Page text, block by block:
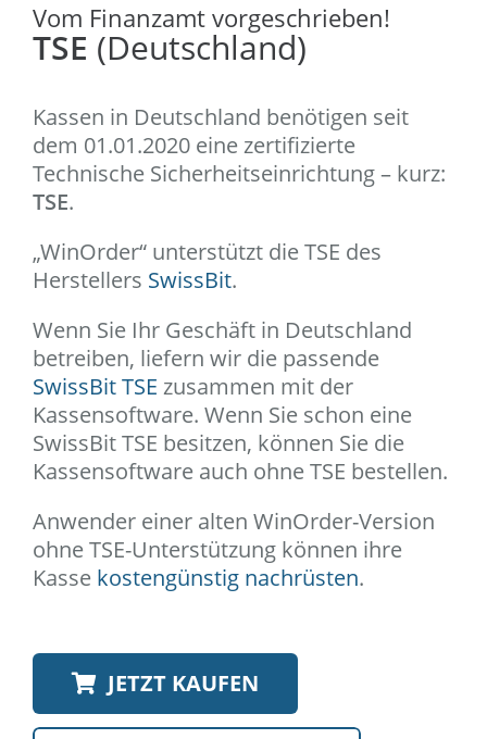
Vom Finanzamt vorgeschrieben!
TSE (Deutschland)
Kassen in Deutschland benötigen seit
dem 01.01.2020 eine zertifizierte
Technische Sicherheitseinrichtung – kurz:
TSE.
„WinOrder“ unterstützt die TSE des
Herstellers SwissBit.
Wenn Sie Ihr Geschäft in Deutschland
betreiben, liefern wir die passende
SwissBit TSE zusammen mit der
Kassensoftware. Wenn Sie schon eine
SwissBit TSE besitzen, können Sie die
Kassensoftware auch ohne TSE bestellen.
Anwender einer alten WinOrder-Version
ohne TSE-Unterstützung können ihre
Kasse kostengünstig nachrüsten.
JETZT KAUFEN